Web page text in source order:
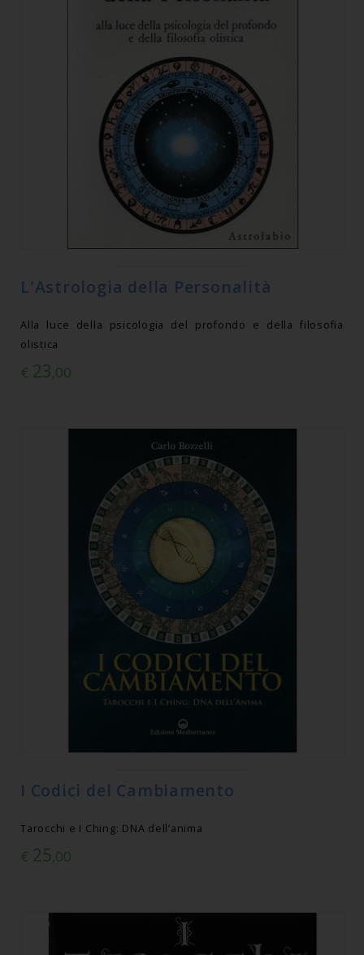
L'Astrologia della Personalità
Alla luce della psicologia del profondo e della filosofia
olistica
€ 23,00
I Codici del Cambiamento
Tarocchi e I Ching: DNA dell’anima
€ 25,00